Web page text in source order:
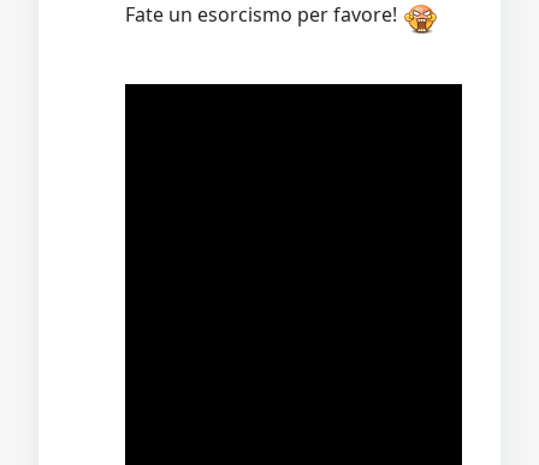
Fate un esorcismo per favore!